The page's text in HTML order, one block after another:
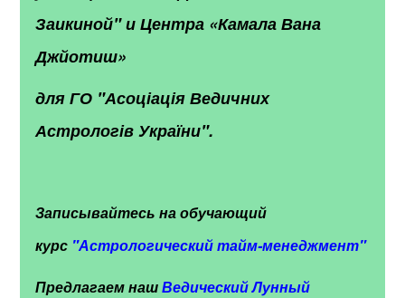
Заикиной" и Центра «Камала Вана
Джйотиш»
для ГО "Асоціація Ведичних
Астрологів України".
Записывайтесь на обучающий
курс "Астрологический тайм-менеджмент"
Предлагаем нашВедический Лунный